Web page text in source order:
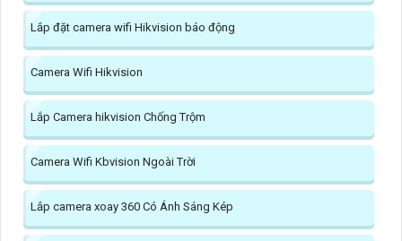
Lắp đặt camera wifi Hikvision báo động
Camera Wifi Hikvision
Lắp Camera hikvision Chống Trộm
Camera Wifi Kbvision Ngoài Trời
Lắp camera xoay 360 Có Ánh Sáng Kép